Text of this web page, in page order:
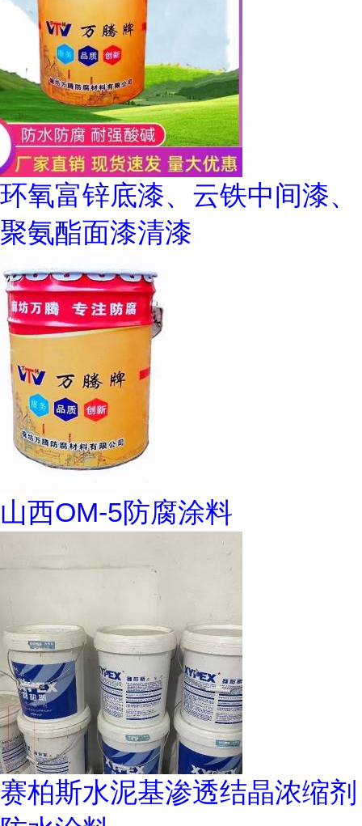
环氧富锌底漆、云铁中间漆、
聚氨酯面漆清漆
山西OM-5防腐涂料
赛柏斯水泥基渗透结晶浓缩剂